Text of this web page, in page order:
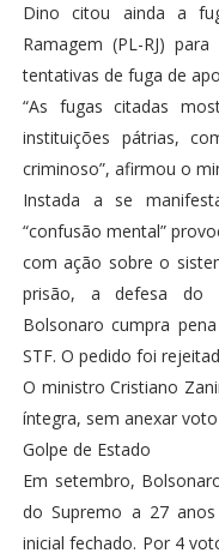
Dino citou ainda a
Ramagem (PL-RJ)
tentativas de fuga de
“As fugas citadas
instituições pátrias,
criminoso”, afirmou o
Instada a se
“confusão mental”
com ação sobre o
prisão, a defesa do
Bolsonaro cumpra
STF. O pedido foi
O ministro Cristiano
íntegra, sem anexar
Golpe de Estado
Em setembro,
do Supremo a 27
inicial fechado. Por 4